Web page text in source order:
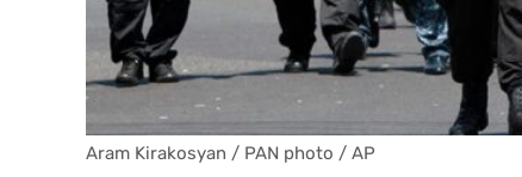
Aram Kirakosyan / PAN photo / AP